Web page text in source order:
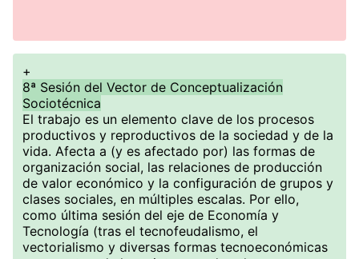
+
8ª Sesión del Vector de Conceptualización
Sociotécnica
El trabajo es un elemento clave de los procesos
productivos y reproductivos de la sociedad y de la
vida. Afecta a (y es afectado por) las formas de
organización social, las relaciones de producción
de valor económico y la configuración de grupos y
clases sociales, en múltiples escalas. Por ello,
como última sesión del eje de Economía y
Tecnología (tras el tecnofeudalismo, el
vectorialismo y diversas formas tecnoeconómicas